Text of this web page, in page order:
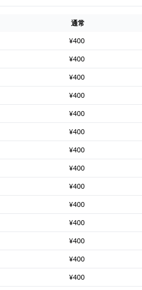
通常
¥400
¥400
¥400
¥400
¥400
¥400
¥400
¥400
¥400
¥400
¥400
¥400
¥400
¥400